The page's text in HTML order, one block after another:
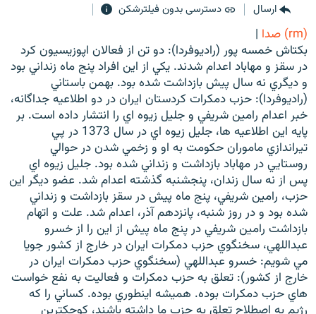
گزارش‌های تصویری
گزارش‌های ویدئویی
زنان فردا
English
به ما بپیوندید
زبان‌های دیگر
ارسال
دسترسی بدون فیلترشکن
(rm) صدا
|
بکتاش خمسه پور (راديوفردا): دو تن از فعالان اپوزيسيون کرد
در سقز و مهاباد اعدام شدند. يکي از اين افراد پنج ماه زنداني بود
و ديگري نه سال پيش بازداشت شده بود. بهمن باستاني
(راديوفردا): حزب دمکرات کردستان ايران در دو اطلاعيه جداگانه،
خبر اعدام رامين شريفي و جليل زيوه اي را انتشار داده است. بر
پايه اين اطلاعيه ها، جليل زيوه اي در سال 1373 در پي
تيراندازي ماموران حکومت به او و زخمي شدن در حوالي
روستايي در مهاباد بازداشت و زنداني شده بود. جليل زيوه اي
پس از نه سال زندان، پنجشنبه گذشته اعدام شد. عضو ديگر اين
حزب، رامين شريفي، پنج ماه پيش در سقز بازداشت و زنداني
شده بود و در روز شنبه، پانزدهم آذر، اعدام شد. علت و اتهام
بازداشت رامين شريفي در پنج ماه پيش از اين را از خسرو
عبداللهي، سخنگوي حزب دمکرات ايران در خارج از کشور جويا
مي شويم: خسرو عبداللهي (سخنگوي حزب دمکرات ايران در
خارج از کشور): تعلق به حزب دمکرات و فعاليت به نفع خواست
هاي حزب دمکرات بوده. هميشه اينطوري بوده. کساني را که